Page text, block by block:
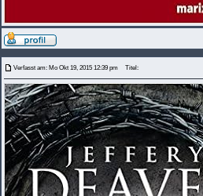
Verfasst am: Mo Okt 19, 2015 12:39 pm Titel: